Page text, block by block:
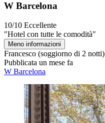
W Barcelona
10/10 Eccellente
"Hotel con tutte le comodità"
Meno informazioni
Francesco (soggiorno di 2 notti)
Pubblicata un mese fa
W Barcelona